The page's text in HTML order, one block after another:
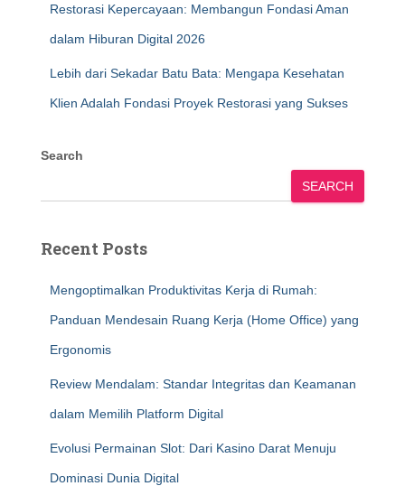
Restorasi Kepercayaan: Membangun Fondasi Aman
dalam Hiburan Digital 2026
Lebih dari Sekadar Batu Bata: Mengapa Kesehatan
Klien Adalah Fondasi Proyek Restorasi yang Sukses
Search
SEARCH
Recent Posts
Mengoptimalkan Produktivitas Kerja di Rumah:
Panduan Mendesain Ruang Kerja (Home Office) yang
Ergonomis
Review Mendalam: Standar Integritas dan Keamanan
dalam Memilih Platform Digital
Evolusi Permainan Slot: Dari Kasino Darat Menuju
Dominasi Dunia Digital